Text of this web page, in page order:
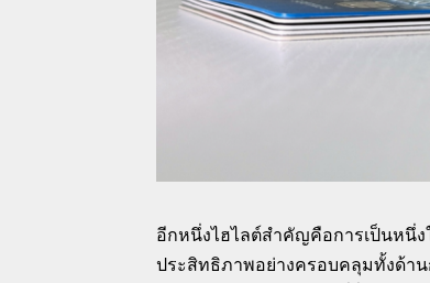
อีกหนึ่งไฮไลต์สำคัญคือการเป็นหนึ่
ประสิทธิภาพอย่างครอบคลุมทั้งด้า